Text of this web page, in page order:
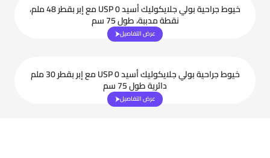
خيوط جراحية بولي جلايكوليك أسيد USP 0 مع إبر بقطر 48 ملم،
نقطة مدببة، طول 75 سم
عرض التفاصيل
خيوط جراحية بولي جلايكوليك أسيد USP 0 مع إبر بقطر 30 ملم
دائرية طول 75 سم
عرض التفاصيل